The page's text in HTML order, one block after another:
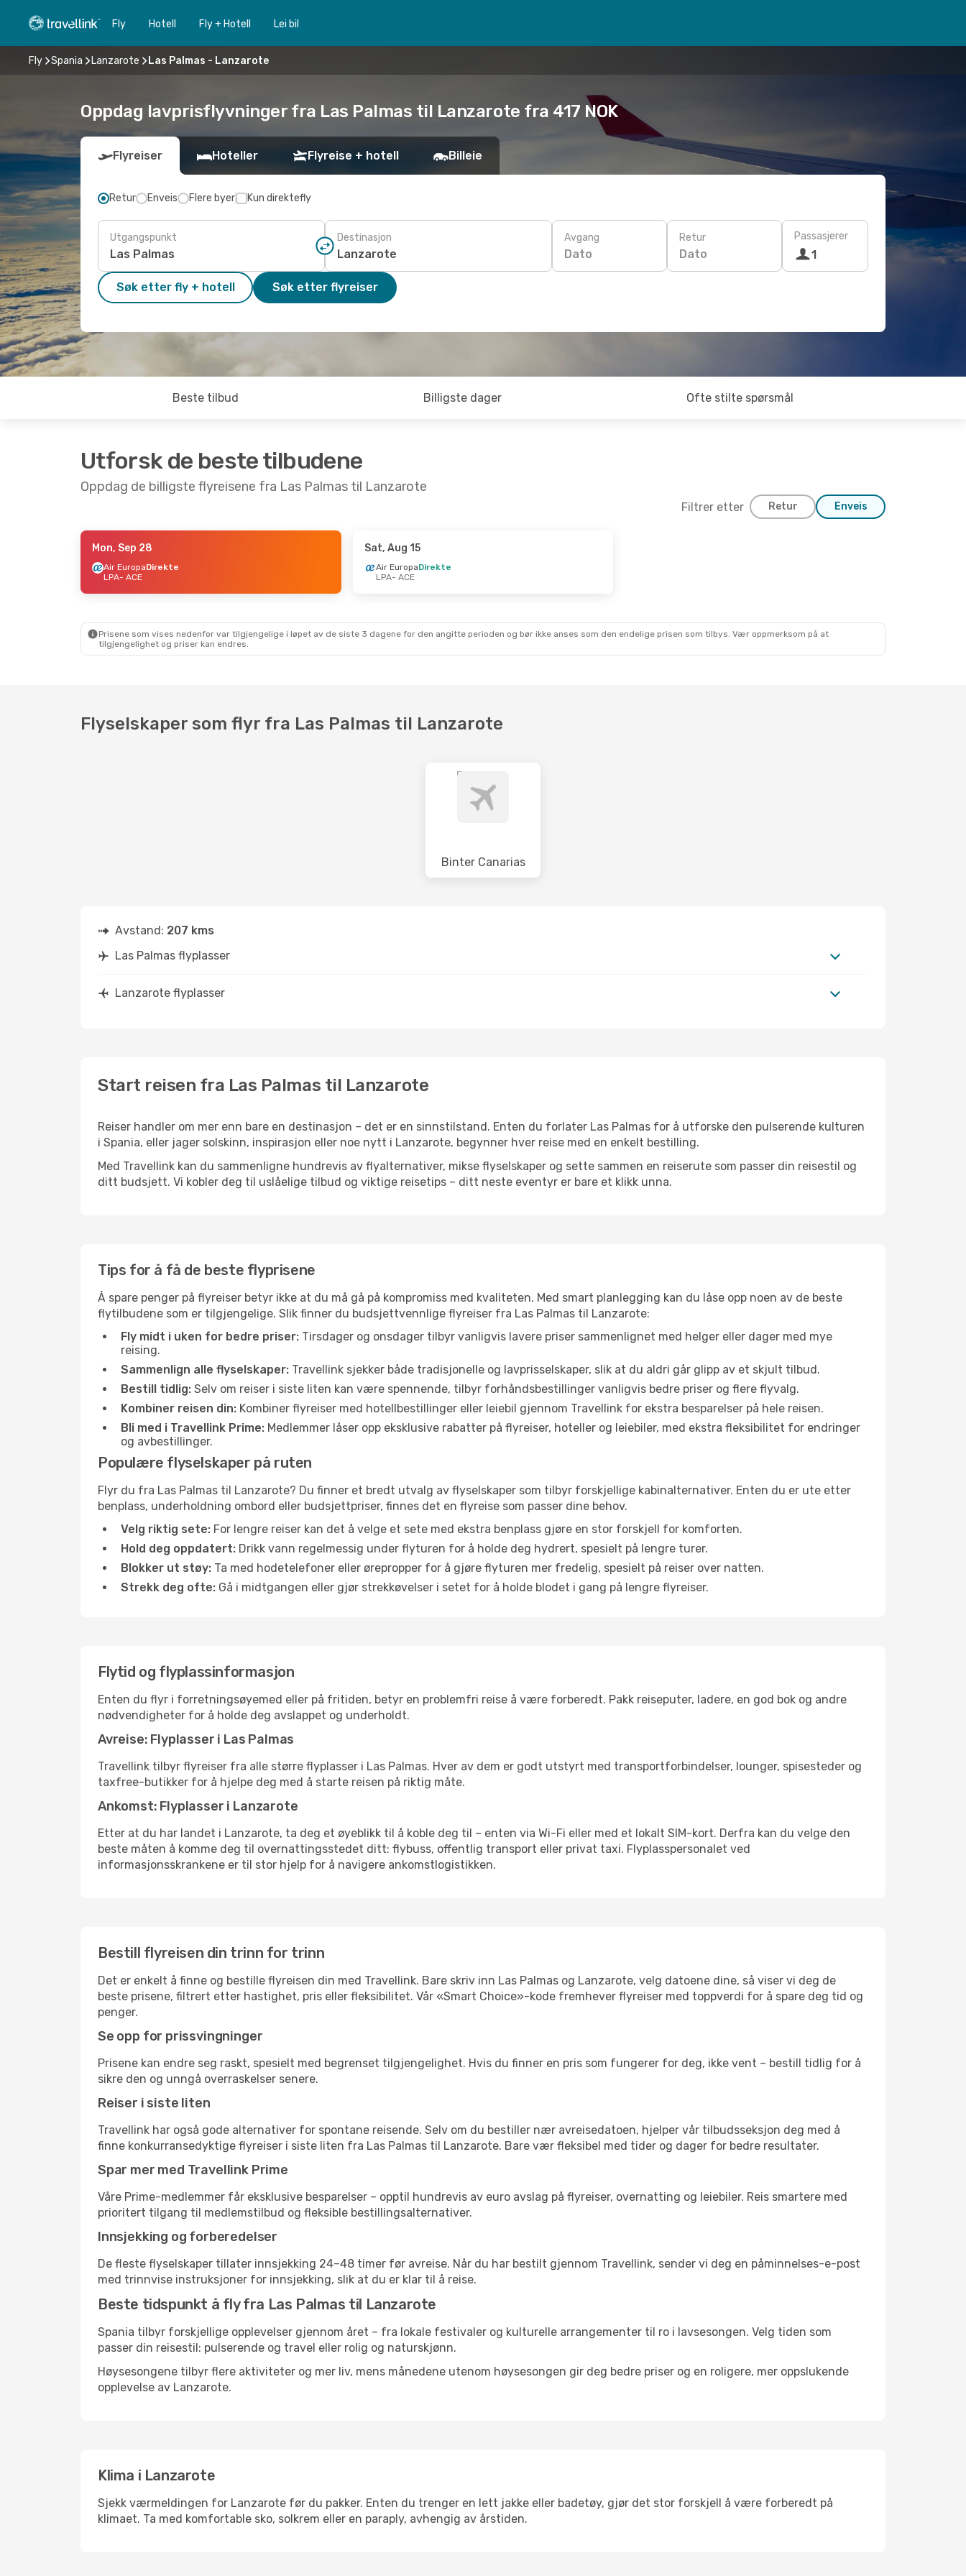
Fly Hotell Fly + Hotell Lei bil
Fly Spania Lanzarote Las Palmas - Lanzarote
Oppdag lavprisflyvninger fra Las Palmas til Lanzarote fra 417 NOK
Flyreiser Hoteller Flyreise + hotell Billeie
Retur Enveis Flere byer Kun direktefly
Utgangspunkt Destinasjon Avgang
Dato
Retur
Dato
Passasjerer
1
Søk etter fly + hotell Søk etter flyreiser
Beste tilbud Billigste dager Ofte stilte spørsmål
Utforsk de beste tilbudene
Oppdag de billigste flyreisene fra Las Palmas til Lanzarote
Filtrer etter Retur Enveis
- Sun, Sep 13
- Tue, Aug 18
Mon, Sep 28
Air EuropaDirekte
LPA- ACE
Sat, Aug 15
Air EuropaDirekte
LPA- ACE
Prisene som vises nedenfor var tilgjengelige i løpet av de siste 3 dagene for den angitte perioden og bør ikke anses som den endelige prisen som tilbys. Vær oppmerksom på at
tilgjengelighet og priser kan endres.
Flyselskaper som flyr fra Las Palmas til Lanzarote
Binter Canarias
Avstand: 207 kms
Las Palmas flyplasser
Lanzarote flyplasser
Start reisen fra Las Palmas til Lanzarote
Reiser handler om mer enn bare en destinasjon – det er en sinnstilstand. Enten du forlater Las Palmas for å utforske den pulserende kulturen
i Spania, eller jager solskinn, inspirasjon eller noe nytt i Lanzarote, begynner hver reise med en enkelt bestilling.
Med Travellink kan du sammenligne hundrevis av flyalternativer, mikse flyselskaper og sette sammen en reiserute som passer din reisestil og
ditt budsjett. Vi kobler deg til uslåelige tilbud og viktige reisetips – ditt neste eventyr er bare et klikk unna.
Tips for å få de beste flyprisene
Å spare penger på flyreiser betyr ikke at du må gå på kompromiss med kvaliteten. Med smart planlegging kan du låse opp noen av de beste
flytilbudene som er tilgjengelige. Slik finner du budsjettvennlige flyreiser fra Las Palmas til Lanzarote:
Fly midt i uken for bedre priser: Tirsdager og onsdager tilbyr vanligvis lavere priser sammenlignet med helger eller dager med mye
reising.
Sammenlign alle flyselskaper: Travellink sjekker både tradisjonelle og lavprisselskaper, slik at du aldri går glipp av et skjult tilbud.
Bestill tidlig: Selv om reiser i siste liten kan være spennende, tilbyr forhåndsbestillinger vanligvis bedre priser og flere flyvalg.
Kombiner reisen din: Kombiner flyreiser med hotellbestillinger eller leiebil gjennom Travellink for ekstra besparelser på hele reisen.
Bli med i Travellink Prime: Medlemmer låser opp eksklusive rabatter på flyreiser, hoteller og leiebiler, med ekstra fleksibilitet for endringer
og avbestillinger.
Populære flyselskaper på ruten
Flyr du fra Las Palmas til Lanzarote? Du finner et bredt utvalg av flyselskaper som tilbyr forskjellige kabinalternativer. Enten du er ute etter
benplass, underholdning ombord eller budsjettpriser, finnes det en flyreise som passer dine behov.
Velg riktig sete: For lengre reiser kan det å velge et sete med ekstra benplass gjøre en stor forskjell for komforten.
Hold deg oppdatert: Drikk vann regelmessig under flyturen for å holde deg hydrert, spesielt på lengre turer.
Blokker ut støy: Ta med hodetelefoner eller ørepropper for å gjøre flyturen mer fredelig, spesielt på reiser over natten.
Strekk deg ofte: Gå i midtgangen eller gjør strekkøvelser i setet for å holde blodet i gang på lengre flyreiser.
Flytid og flyplassinformasjon
Enten du flyr i forretningsøyemed eller på fritiden, betyr en problemfri reise å være forberedt. Pakk reiseputer, ladere, en god bok og andre
nødvendigheter for å holde deg avslappet og underholdt.
Avreise: Flyplasser i Las Palmas
Travellink tilbyr flyreiser fra alle større flyplasser i Las Palmas. Hver av dem er godt utstyrt med transportforbindelser, lounger, spisesteder og
taxfree-butikker for å hjelpe deg med å starte reisen på riktig måte.
Ankomst: Flyplasser i Lanzarote
Etter at du har landet i Lanzarote, ta deg et øyeblikk til å koble deg til – enten via Wi-Fi eller med et lokalt SIM-kort. Derfra kan du velge den
beste måten å komme deg til overnattingsstedet ditt: flybuss, offentlig transport eller privat taxi. Flyplasspersonalet ved
informasjonsskrankene er til stor hjelp for å navigere ankomstlogistikken.
Bestill flyreisen din trinn for trinn
Det er enkelt å finne og bestille flyreisen din med Travellink. Bare skriv inn Las Palmas og Lanzarote, velg datoene dine, så viser vi deg de
beste prisene, filtrert etter hastighet, pris eller fleksibilitet. Vår «Smart Choice»-kode fremhever flyreiser med toppverdi for å spare deg tid og
penger.
Se opp for prissvingninger
Prisene kan endre seg raskt, spesielt med begrenset tilgjengelighet. Hvis du finner en pris som fungerer for deg, ikke vent – bestill tidlig for å
sikre den og unngå overraskelser senere.
Reiser i siste liten
Travellink har også gode alternativer for spontane reisende. Selv om du bestiller nær avreisedatoen, hjelper vår tilbudsseksjon deg med å
finne konkurransedyktige flyreiser i siste liten fra Las Palmas til Lanzarote. Bare vær fleksibel med tider og dager for bedre resultater.
Spar mer med Travellink Prime
Våre Prime-medlemmer får eksklusive besparelser – opptil hundrevis av euro avslag på flyreiser, overnatting og leiebiler. Reis smartere med
prioritert tilgang til medlemstilbud og fleksible bestillingsalternativer.
Innsjekking og forberedelser
De fleste flyselskaper tillater innsjekking 24–48 timer før avreise. Når du har bestilt gjennom Travellink, sender vi deg en påminnelses-e-post
med trinnvise instruksjoner for innsjekking, slik at du er klar til å reise.
Beste tidspunkt å fly fra Las Palmas til Lanzarote
Spania tilbyr forskjellige opplevelser gjennom året – fra lokale festivaler og kulturelle arrangementer til ro i lavsesongen. Velg tiden som
passer din reisestil: pulserende og travel eller rolig og naturskjønn.
Høysesongene tilbyr flere aktiviteter og mer liv, mens månedene utenom høysesongen gir deg bedre priser og en roligere, mer oppslukende
opplevelse av Lanzarote.
Klima i Lanzarote
Sjekk værmeldingen for Lanzarote før du pakker. Enten du trenger en lett jakke eller badetøy, gjør det stor forskjell å være forberedt på
klimaet. Ta med komfortable sko, solkrem eller en paraply, avhengig av årstiden.